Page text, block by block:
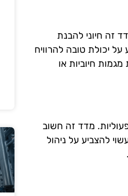
זה חיוני להבנת
יכולת טובה להרוויח
חיוביות או
מדד זה חשוב
להצביע על ניהול